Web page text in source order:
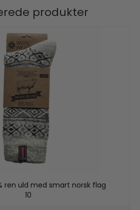
produkter
ren uld med smart norsk flag
10